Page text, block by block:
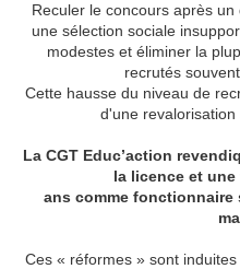
Reculer le concours après un
une sélection sociale
modestes et éliminer la
recrutés
Cette hausse du niveau de
d'une revalorisation
La CGT Educ’action
la licence et
ans comme
Ces « réformes » sont